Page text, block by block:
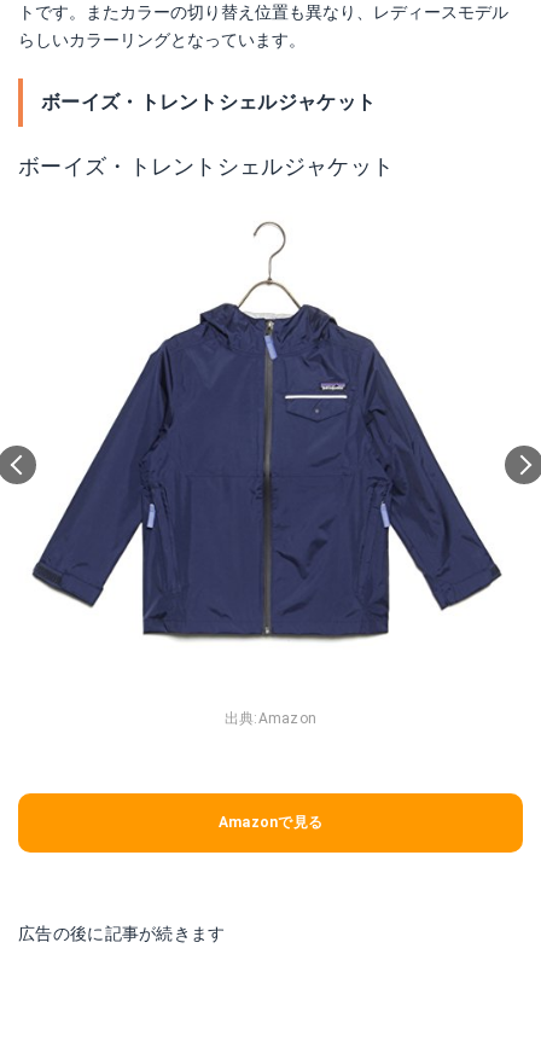
トです。またカラーの切り替え位置も異なり、レディースモデル
らしいカラーリングとなっています。
ボーイズ・トレントシェルジャケット
ボーイズ・トレントシェルジャケット
出典:Amazon
Amazonで見る
広告の後に記事が続きます